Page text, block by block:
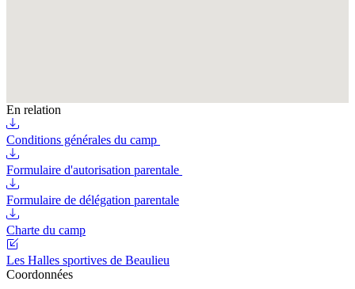
En relation
Conditions générales du camp
Formulaire d'autorisation parentale
Formulaire de délégation parentale
Charte du camp
Les Halles sportives de Beaulieu
Coordonnées